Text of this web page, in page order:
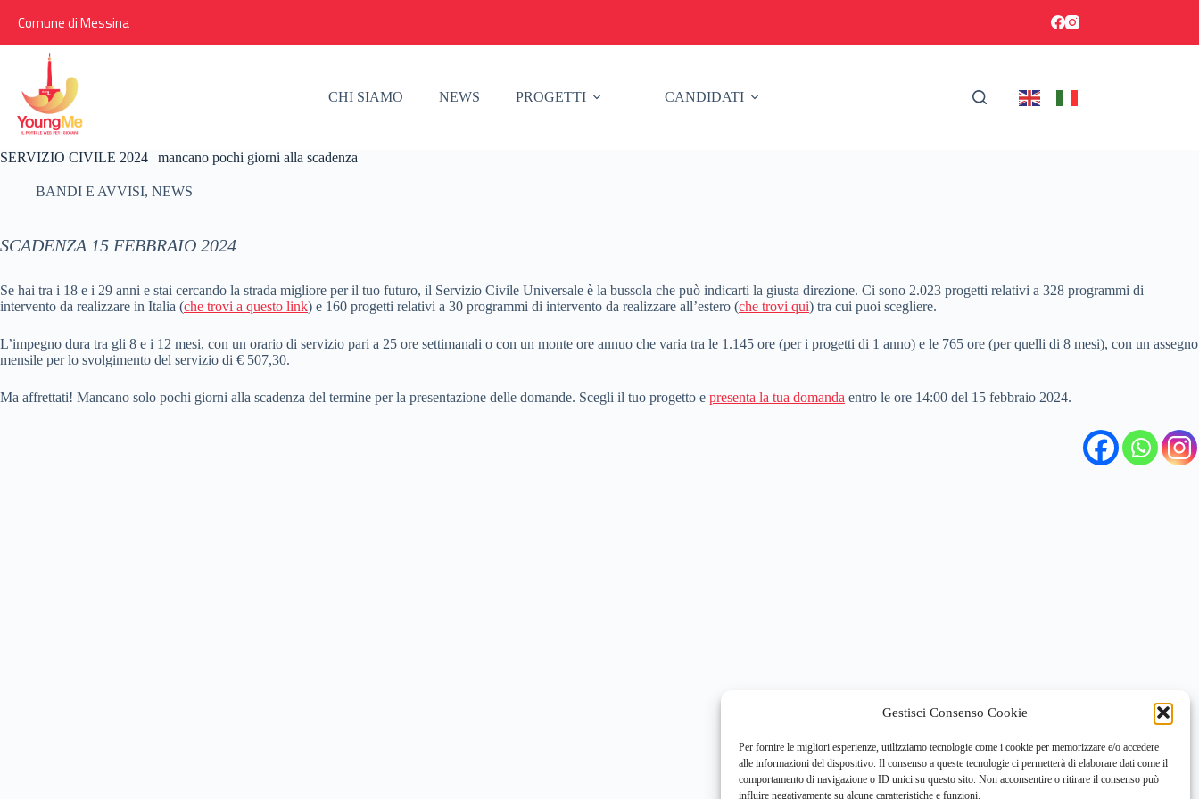
Gestisci Consenso Cookie
Per fornire le migliori esperienze, utilizziamo tecnologie come i cookie per memorizzare e/o accedere
alle informazioni del dispositivo. Il consenso a queste tecnologie ci permetterà di elaborare dati come il
comportamento di navigazione o ID unici su questo sito. Non acconsentire o ritirare il consenso può
influire negativamente su alcune caratteristiche e funzioni.
Comune di Messina
CHI SIAMO NEWS PROGETTI CANDIDATI
SERVIZIO CIVILE 2024 | mancano pochi giorni alla scadenza
BANDI E AVVISI, NEWS
SCADENZA 15 FEBBRAIO 2024
Se hai tra i 18 e i 29 anni e stai cercando la strada migliore per il tuo futuro, il Servizio Civile Universale è la bussola che può indicarti la giusta direzione. Ci sono 2.023 progetti relativi a 328 programmi di
intervento da realizzare in Italia (che trovi a questo link) e 160 progetti relativi a 30 programmi di intervento da realizzare all’estero (che trovi qui) tra cui puoi scegliere.
L’impegno dura tra gli 8 e i 12 mesi, con un orario di servizio pari a 25 ore settimanali o con un monte ore annuo che varia tra le 1.145 ore (per i progetti di 1 anno) e le 765 ore (per quelli di 8 mesi), con un assegno
mensile per lo svolgimento del servizio di € 507,30.
Ma affrettati! Mancano solo pochi giorni alla scadenza del termine per la presentazione delle domande. Scegli il tuo progetto e presenta la tua domanda entro le ore 14:00 del 15 febbraio 2024.